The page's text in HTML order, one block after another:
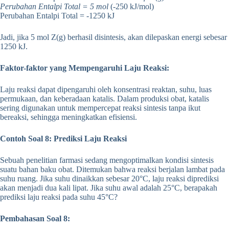
Perubahan Entalpi Total = 5 mol (-250 kJ/mol)
Perubahan Entalpi Total = -1250 kJ
Jadi, jika 5 mol Z(g) berhasil disintesis, akan dilepaskan energi sebesar
1250 kJ.
Faktor-faktor yang Mempengaruhi Laju Reaksi:
Laju reaksi dapat dipengaruhi oleh konsentrasi reaktan, suhu, luas
permukaan, dan keberadaan katalis. Dalam produksi obat, katalis
sering digunakan untuk mempercepat reaksi sintesis tanpa ikut
bereaksi, sehingga meningkatkan efisiensi.
Contoh Soal 8: Prediksi Laju Reaksi
Sebuah penelitian farmasi sedang mengoptimalkan kondisi sintesis
suatu bahan baku obat. Ditemukan bahwa reaksi berjalan lambat pada
suhu ruang. Jika suhu dinaikkan sebesar 20°C, laju reaksi diprediksi
akan menjadi dua kali lipat. Jika suhu awal adalah 25°C, berapakah
prediksi laju reaksi pada suhu 45°C?
Pembahasan Soal 8: